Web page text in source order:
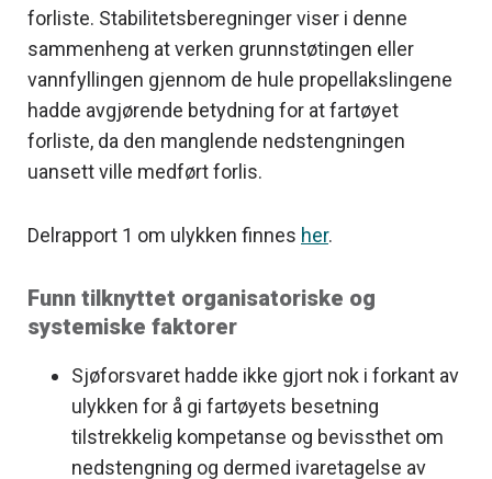
forliste. Stabilitetsberegninger viser i denne
sammenheng at verken grunnstøtingen eller
vannfyllingen gjennom de hule propellakslingene
hadde avgjørende betydning for at fartøyet
forliste, da den manglende nedstengningen
uansett ville medført forlis.
Delrapport 1 om ulykken finnes her.
Funn tilknyttet organisatoriske og
systemiske faktorer
Sjøforsvaret hadde ikke gjort nok i forkant av
ulykken for å gi fartøyets besetning
tilstrekkelig kompetanse og bevissthet om
nedstengning og dermed ivaretagelse av